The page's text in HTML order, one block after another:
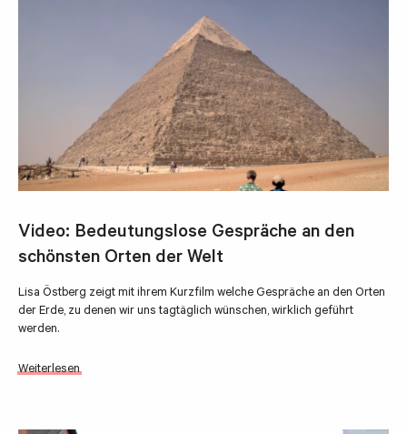
Video: Bedeutungslose Gespräche an den
schönsten Orten der Welt
Lisa Östberg zeigt mit ihrem Kurzfilm welche Gespräche an den Orten
der Erde, zu denen wir uns tagtäglich wünschen, wirklich geführt
werden.
Weiterlesen